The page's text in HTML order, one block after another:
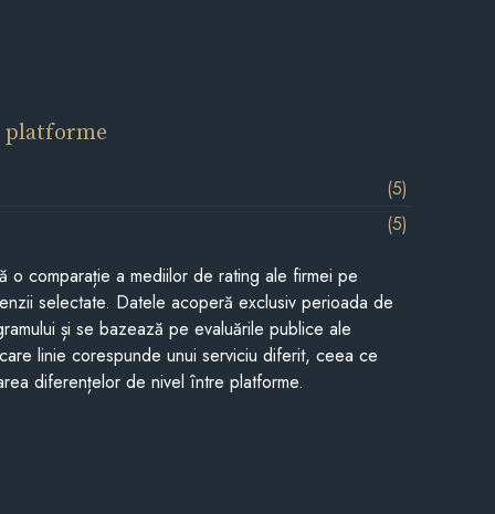
platforme
(5)
(5)
o comparație a mediilor de rating ale firmei pe
selectate. Datele acoperă exclusiv perioada de
și se bazează pe evaluările publice ale
linie corespunde unui serviciu diferit, ceea ce
diferențelor de nivel între platforme.